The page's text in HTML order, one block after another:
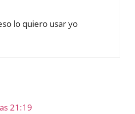
lo quiero usar yo
21:19